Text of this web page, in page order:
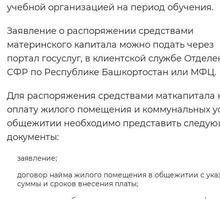
учебной организацией на период обучения.
Заявление о распоряжении средствами
материнского капитала можно подать через
портал госуслуг, в клиентской службе
СФР по Республике Башкортостан или МФЦ.
Для распоряжения средствами маткапитала
оплату жилого помещения и коммунальных
общежитии необходимо представить
документы:
заявление;
договор найма жилого помещения в общежитии с
суммы и сроков внесения платы;